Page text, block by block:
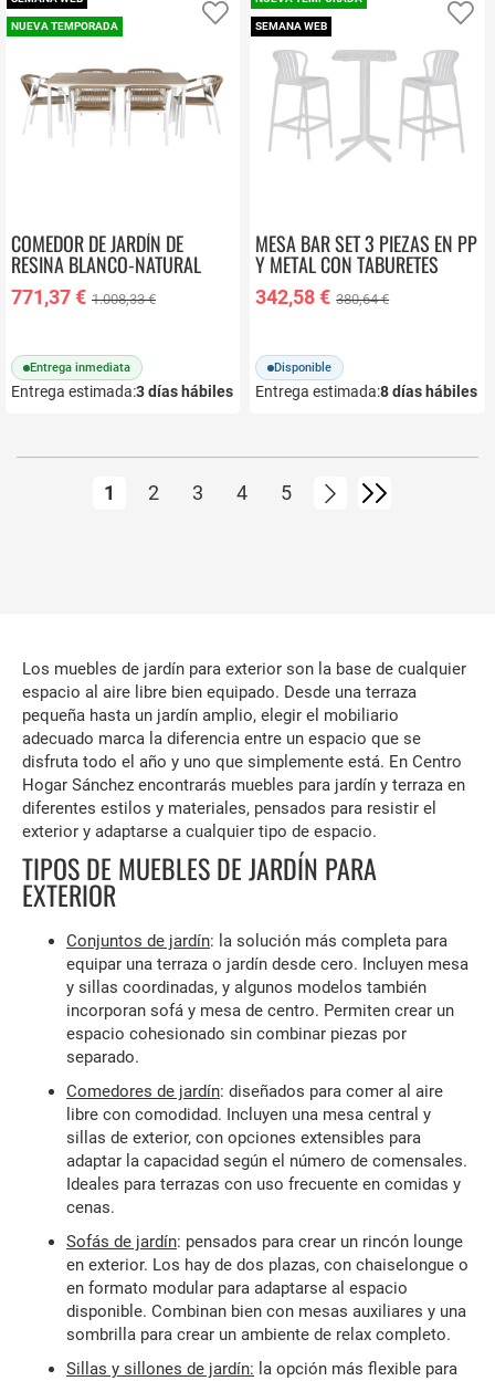
NUEVA TEMPORADA
Añadir a favoritos
COMEDOR DE JARDÍN DE
RESINA BLANCO-NATURAL
MB-218295
771,37 € 1.008,33 €
Entrega inmediata
Entrega estimada:3días hábiles
SEMANA WEB
MESA BAR SET 3 PIEZAS EN PP
Y METAL CON TABURETES
BLANCOS MB-218234
342,58 € 380,64 €
Disponible
Entrega estimada:8días hábiles
Actualmente estás leyendo página
1 Página
2 Página
3 Página
4 Página
5 Página
Siguiente
Página
Los muebles de jardín para exterior son la base de cualquier
espacio al aire libre bien equipado. Desde una terraza
pequeña hasta un jardín amplio, elegir el mobiliario
adecuado marca la diferencia entre un espacio que se
disfruta todo el año y uno que simplemente está. En Centro
Hogar Sánchez encontrarás muebles para jardín y terraza en
diferentes estilos y materiales, pensados para resistir el
exterior y adaptarse a cualquier tipo de espacio.
TIPOS DE MUEBLES DE JARDÍN PARA
EXTERIOR
Conjuntos de jardín: la solución más completa para
equipar una terraza o jardín desde cero. Incluyen mesa
y sillas coordinadas, y algunos modelos también
incorporan sofá y mesa de centro. Permiten crear un
espacio cohesionado sin combinar piezas por
separado.
Comedores de jardín: diseñados para comer al aire
libre con comodidad. Incluyen una mesa central y
sillas de exterior, con opciones extensibles para
adaptar la capacidad según el número de comensales.
Ideales para terrazas con uso frecuente en comidas y
cenas.
Sofás de jardín: pensados para crear un rincón lounge
en exterior. Los hay de dos plazas, con chaiselongue o
en formato modular para adaptarse al espacio
disponible. Combinan bien con mesas auxiliares y una
sombrilla para crear un ambiente de relax completo.
Sillas y sillones de jardín: la opción más flexible para